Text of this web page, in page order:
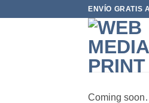
ENVÍO GRATIS
Coming